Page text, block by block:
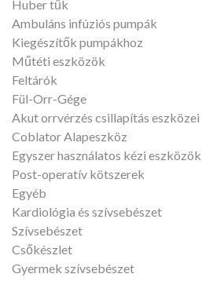
Huber tűk
Ambuláns infúziós pumpák
Kiegészítők pumpákhoz
Műtéti eszközök
Feltárók
Fül-Orr-Gége
Akut orrvérzés csillapítás eszközei
Coblator Alapeszköz
Egyszer használatos kézi eszközök
Post-operatív kötszerek
Egyéb
Kardiológia és szívsebészet
Szívsebészet
Csőkészlet
Gyermek szívsebészet